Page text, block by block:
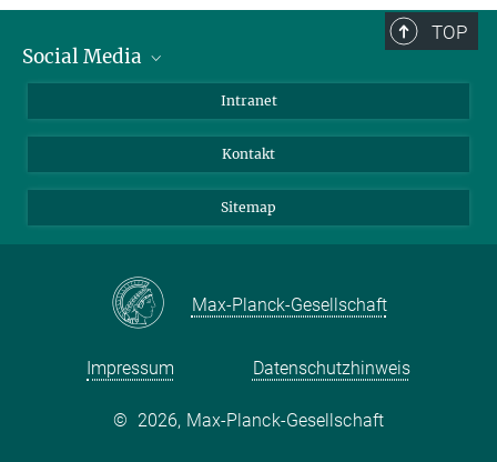
TOP
Social Media
LinkedIn
Intranet
Kontakt
Sitemap
Max-Planck-Gesellschaft
Impressum Datenschutzhinweis
© 2026, Max-Planck-Gesellschaft